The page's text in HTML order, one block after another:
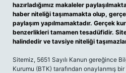
hazırladığımız makaleler
haber niteliği taşımamakta olup,
paylaşım yapılmamaktadır. Gerçek
benzerlikleri tamamen tesadüfidir.
halindedir ve tavsiye niteliği
Sitemiz, 5651 Sayılı Kanun gereğince
Kurumu (BTK) tarafından onaylanmış